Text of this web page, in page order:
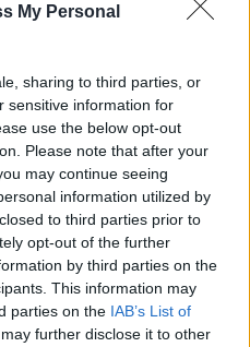
My Personal
sharing to third parties, or
sensitive information for
use the below opt-out
Please note that after your
may continue seeing
information utilized by
to third parties prior to
opt-out of the further
by third parties on the
This information may
parties on the IAB’s List of
further disclose it to other
што го мачи:
ДА СЕ СУДИ
ЗЛОСТРОСТВА НА
ОБЕДИНУВАЊЕ НА
ВО СРБИЈА:
МАКЕДОНСКИОТ
СОЈУЗ
И ЈАВНО
НА ФИЛИПЧЕ:
откри дека
нема од